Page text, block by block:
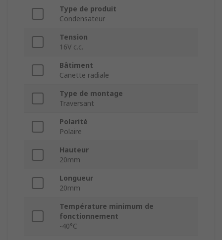
Type de produit
Condensateur
Tension
16V c.c.
Bâtiment
Canette radiale
Type de montage
Traversant
Polarité
Polaire
Hauteur
20mm
Longueur
20mm
Température minimum de
fonctionnement
-40°C